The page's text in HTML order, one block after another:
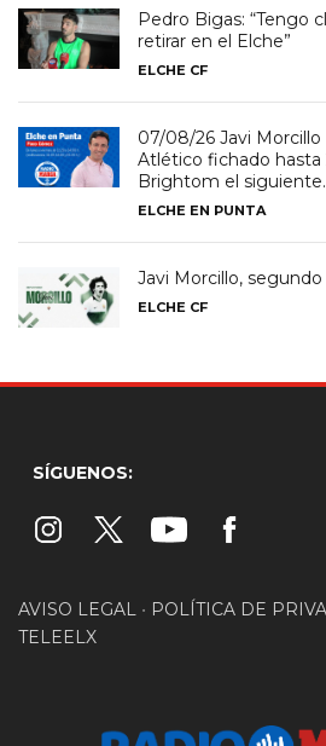
Pedro Bigas: “Tengo
retirar en el Elche”
ELCHE CF
07/08/26 Javi
Atlético fichado
Brightom el siguiente.
ELCHE EN PUNTA
Javi Morcillo,
ELCHE CF
SÍGUENOS:
AVISO LEGAL • POLÍTICA DE
TELEELX